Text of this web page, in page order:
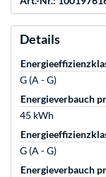
Details
G (A - G)
Energieverbauch
45 kWh
G (A - G)
Energieverbauch